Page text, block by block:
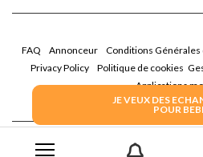
JE VEUX DES
POUR
FAQ Annonceur Conditions
Privacy Policy
Politique de cookies
Applications